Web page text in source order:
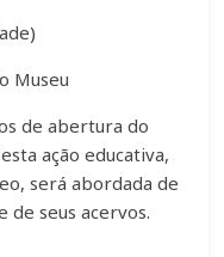
Museu
de abertura do
ação educativa,
será abordada de
de seus acervos.